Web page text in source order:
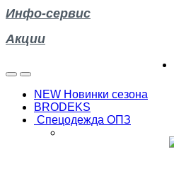
Инфо-сервис
Акции
NEW Новинки сезона
BRODEKS
Спецодежда ОПЗ